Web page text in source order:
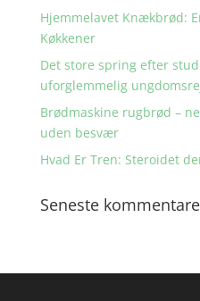
Hjemmelavet Knækbrød:
Køkkener
Det store spring efter
uforglemmelig
Brødmaskine rugbrød –
uden besvær
Hvad Er Tren: Steroidet
Seneste